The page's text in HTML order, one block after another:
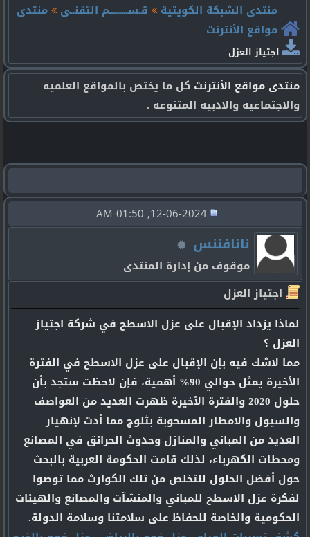
منتدى الشبكة الكويتية
قـســـــــــم التقنــى
منتدى
مواقع الأنترنت
اجتياز العزل
منتدى مواقع الأنترنت كل ما يختص بالمواقع العلميه
والاجتماعيه والادبيه المتنوعه .
نانافننس
موقوف من إدارة المنتدى
اجتياز العزل
لماذا يزداد الإقبال على عزل الاسطح في شركة اجتياز
العزل ؟
مما لاشك فيه بإن الإقبال على عزل الاسطح في الفترة
الأخيرة يمثل حوالي 90% أهمية، فإن لاحظت ستجد بأن
حلول 2020 والفترة الأخيرة ظهرت العديد من العواصف
والسيول والامطار المسحوبة بثلوج مما أدت لإنهيار
العديد من المباني والمنازل وحدوث الحرائق في المصانع
ومحطات الكهرباء، لذلك قامت الحكومة العربية بالبحث
حول أفضل الحلول للتخلص من تلك الكوارث مما توصوا
لفكرة عزل الاسطح للمباني والمنشآت والمصانع والهيئات
الحكومية والخاصة للحفاظ على سلامتنا وسلامة الدولة.